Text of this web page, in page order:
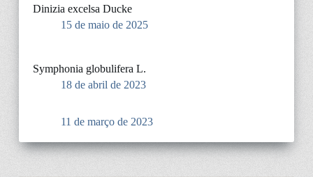
Dinizia excelsa Ducke
15 de maio de 2025
Symphonia globulifera L.
18 de abril de 2023
11 de março de 2023